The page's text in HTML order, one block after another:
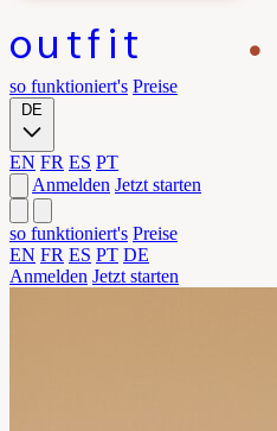
outfit
so funktioniert's Preise
DE
EN FR ES PT
Anmelden Jetzt starten
so funktioniert's Preise
EN FR ES PT DE
Anmelden Jetzt starten